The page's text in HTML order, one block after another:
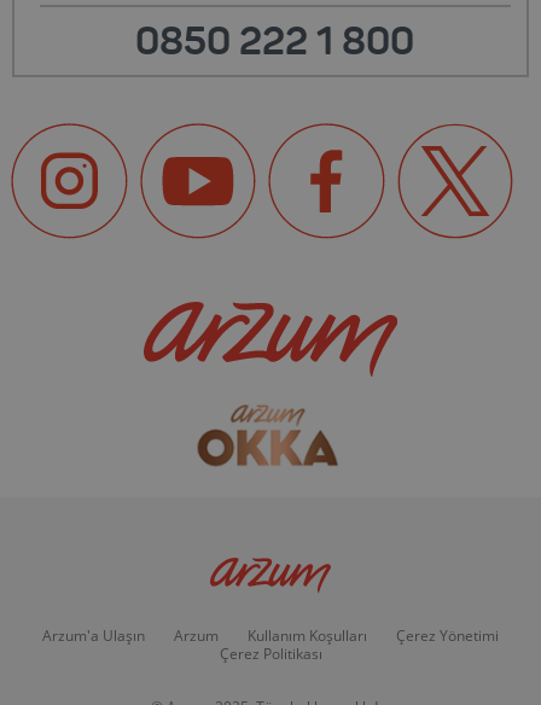
0850 222 1 800
Arzum'a Ulaşın Arzum Kullanım Koşulları
Çerez Yönetimi
Çerez Politikası